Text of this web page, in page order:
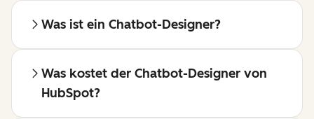
Was ist ein Chatbot-Designer?
Was kostet der Chatbot-Designer von
HubSpot?